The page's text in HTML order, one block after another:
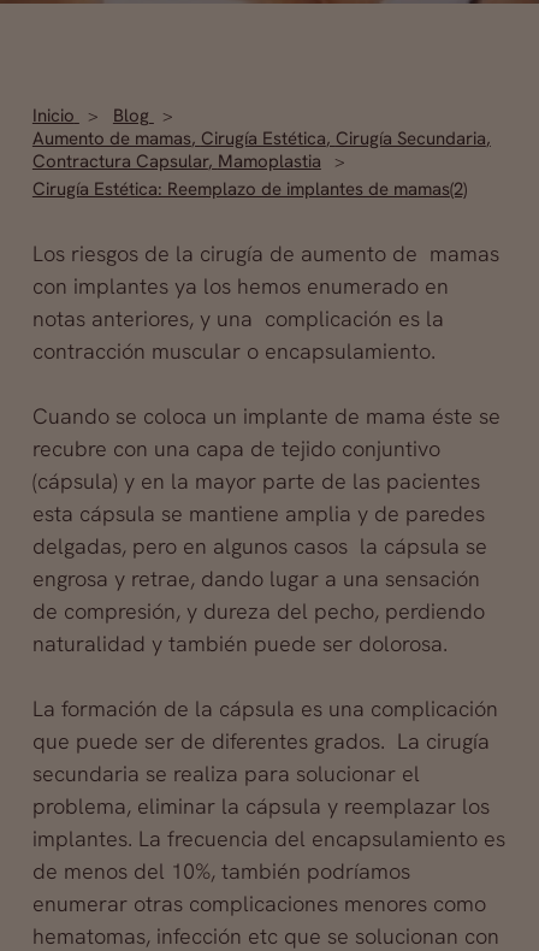
Inicio
Blog
Aumento de mamas, Cirugía Estética, Cirugía Secundaria,
Contractura Capsular, Mamoplastia
Cirugía Estética: Reemplazo de implantes de mamas(2)
Los riesgos de la cirugía de aumento de mamas
con implantes ya los hemos enumerado en
notas anteriores, y una complicación es la
contracción muscular o encapsulamiento.
Cuando se coloca un implante de mama éste se
recubre con una capa de tejido conjuntivo
(cápsula) y en la mayor parte de las pacientes
esta cápsula se mantiene amplia y de paredes
delgadas, pero en algunos casos la cápsula se
engrosa y retrae, dando lugar a una sensación
de compresión, y dureza del pecho, perdiendo
naturalidad y también puede ser dolorosa.
La formación de la cápsula es una complicación
que puede ser de diferentes grados. La cirugía
secundaria se realiza para solucionar el
problema, eliminar la cápsula y reemplazar los
implantes. La frecuencia del encapsulamiento es
de menos del 10%, también podríamos
enumerar otras complicaciones menores como
hematomas, infección etc que se solucionan con